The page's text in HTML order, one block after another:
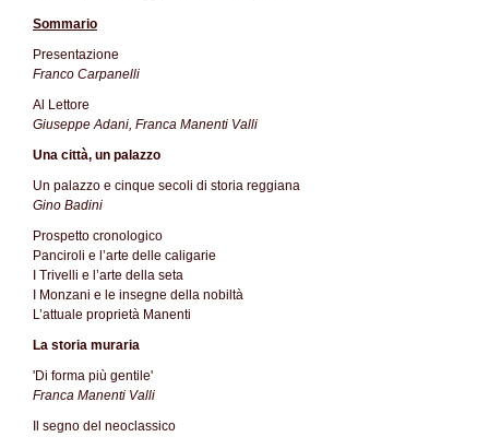
Sommario
Presentazione
Franco Carpanelli
Al Lettore
Giuseppe Adani, Franca Manenti Valli
Una città, un palazzo
Un palazzo e cinque secoli di storia reggiana
Gino Badini
Prospetto cronologico
Panciroli e l’arte delle caligarie
I Trivelli e l’arte della seta
I Monzani e le insegne della nobiltà
L’attuale proprietà Manenti
La storia muraria
'Di forma più gentile'
Franca Manenti Valli
Il segno del neoclassico